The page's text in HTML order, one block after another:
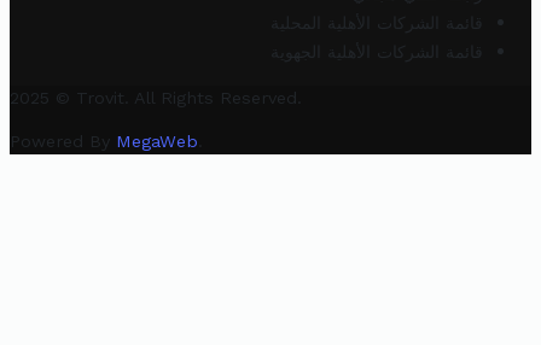
قائمة الشركات الأهلية المحلية
قائمة الشركات الأهلية الجهوية
2025 © Trovit. All Rights Reserved.
Powered By MegaWeb